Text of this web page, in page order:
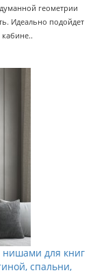
геометрии
Идеально подойдет
нишами для книг
спальни,